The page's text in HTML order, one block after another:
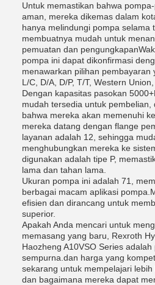
Untuk memastikan bahwa
aman, mereka dikemas dalam
hanya melindungi pompa selama
membuatnya mudah untuk
pemuatan dan
pompa ini dapat dikonfirmasi
menawarkan pilihan pembayaran
L/C, D/A, D/P, T/T, Western Union,
Dengan kapasitas pasokan
mudah tersedia untuk pembelian,
bahwa mereka akan memenuhi
mereka datang dengan flange
layanan adalah 12, sehingga
menghubungkan mereka ke
digunakan adalah tipe P,
lama dan tahan lama.
Ukuran pompa ini adalah 71,
berbagai macam aplikasi
efisien dan dirancang untuk
superior.
Apakah Anda mencari untuk
memasang yang baru, Rexroth
Haozheng A10VSO Series adalah
sempurna.dan harga yang
sekarang untuk mempelajari
dan bagaimana mereka dapat